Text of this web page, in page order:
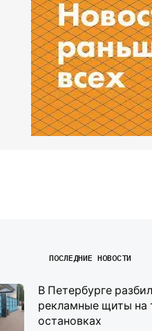
ПОСЛЕДНИЕ НОВОСТИ
В Петербурге
рекламные щиты на
остановках